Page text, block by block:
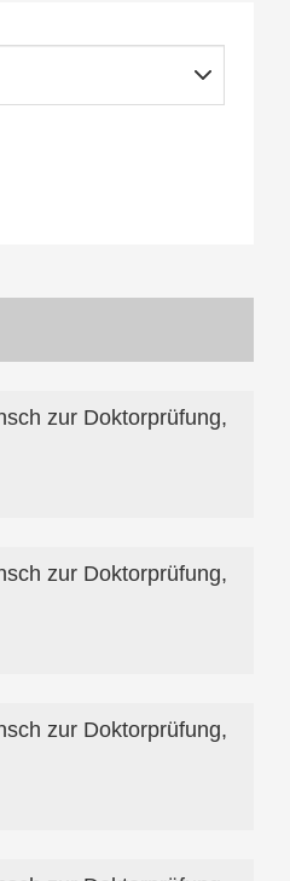
zur Doktorprüfung,
zur Doktorprüfung,
zur Doktorprüfung,